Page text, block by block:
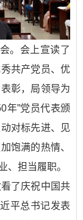
。会上宣读了
共产党员、优
彰，局领导为
年”党员代表颁
对标先进、见
饱满的热情、
、担当履职。
了庆祝中国共
平总书记发表